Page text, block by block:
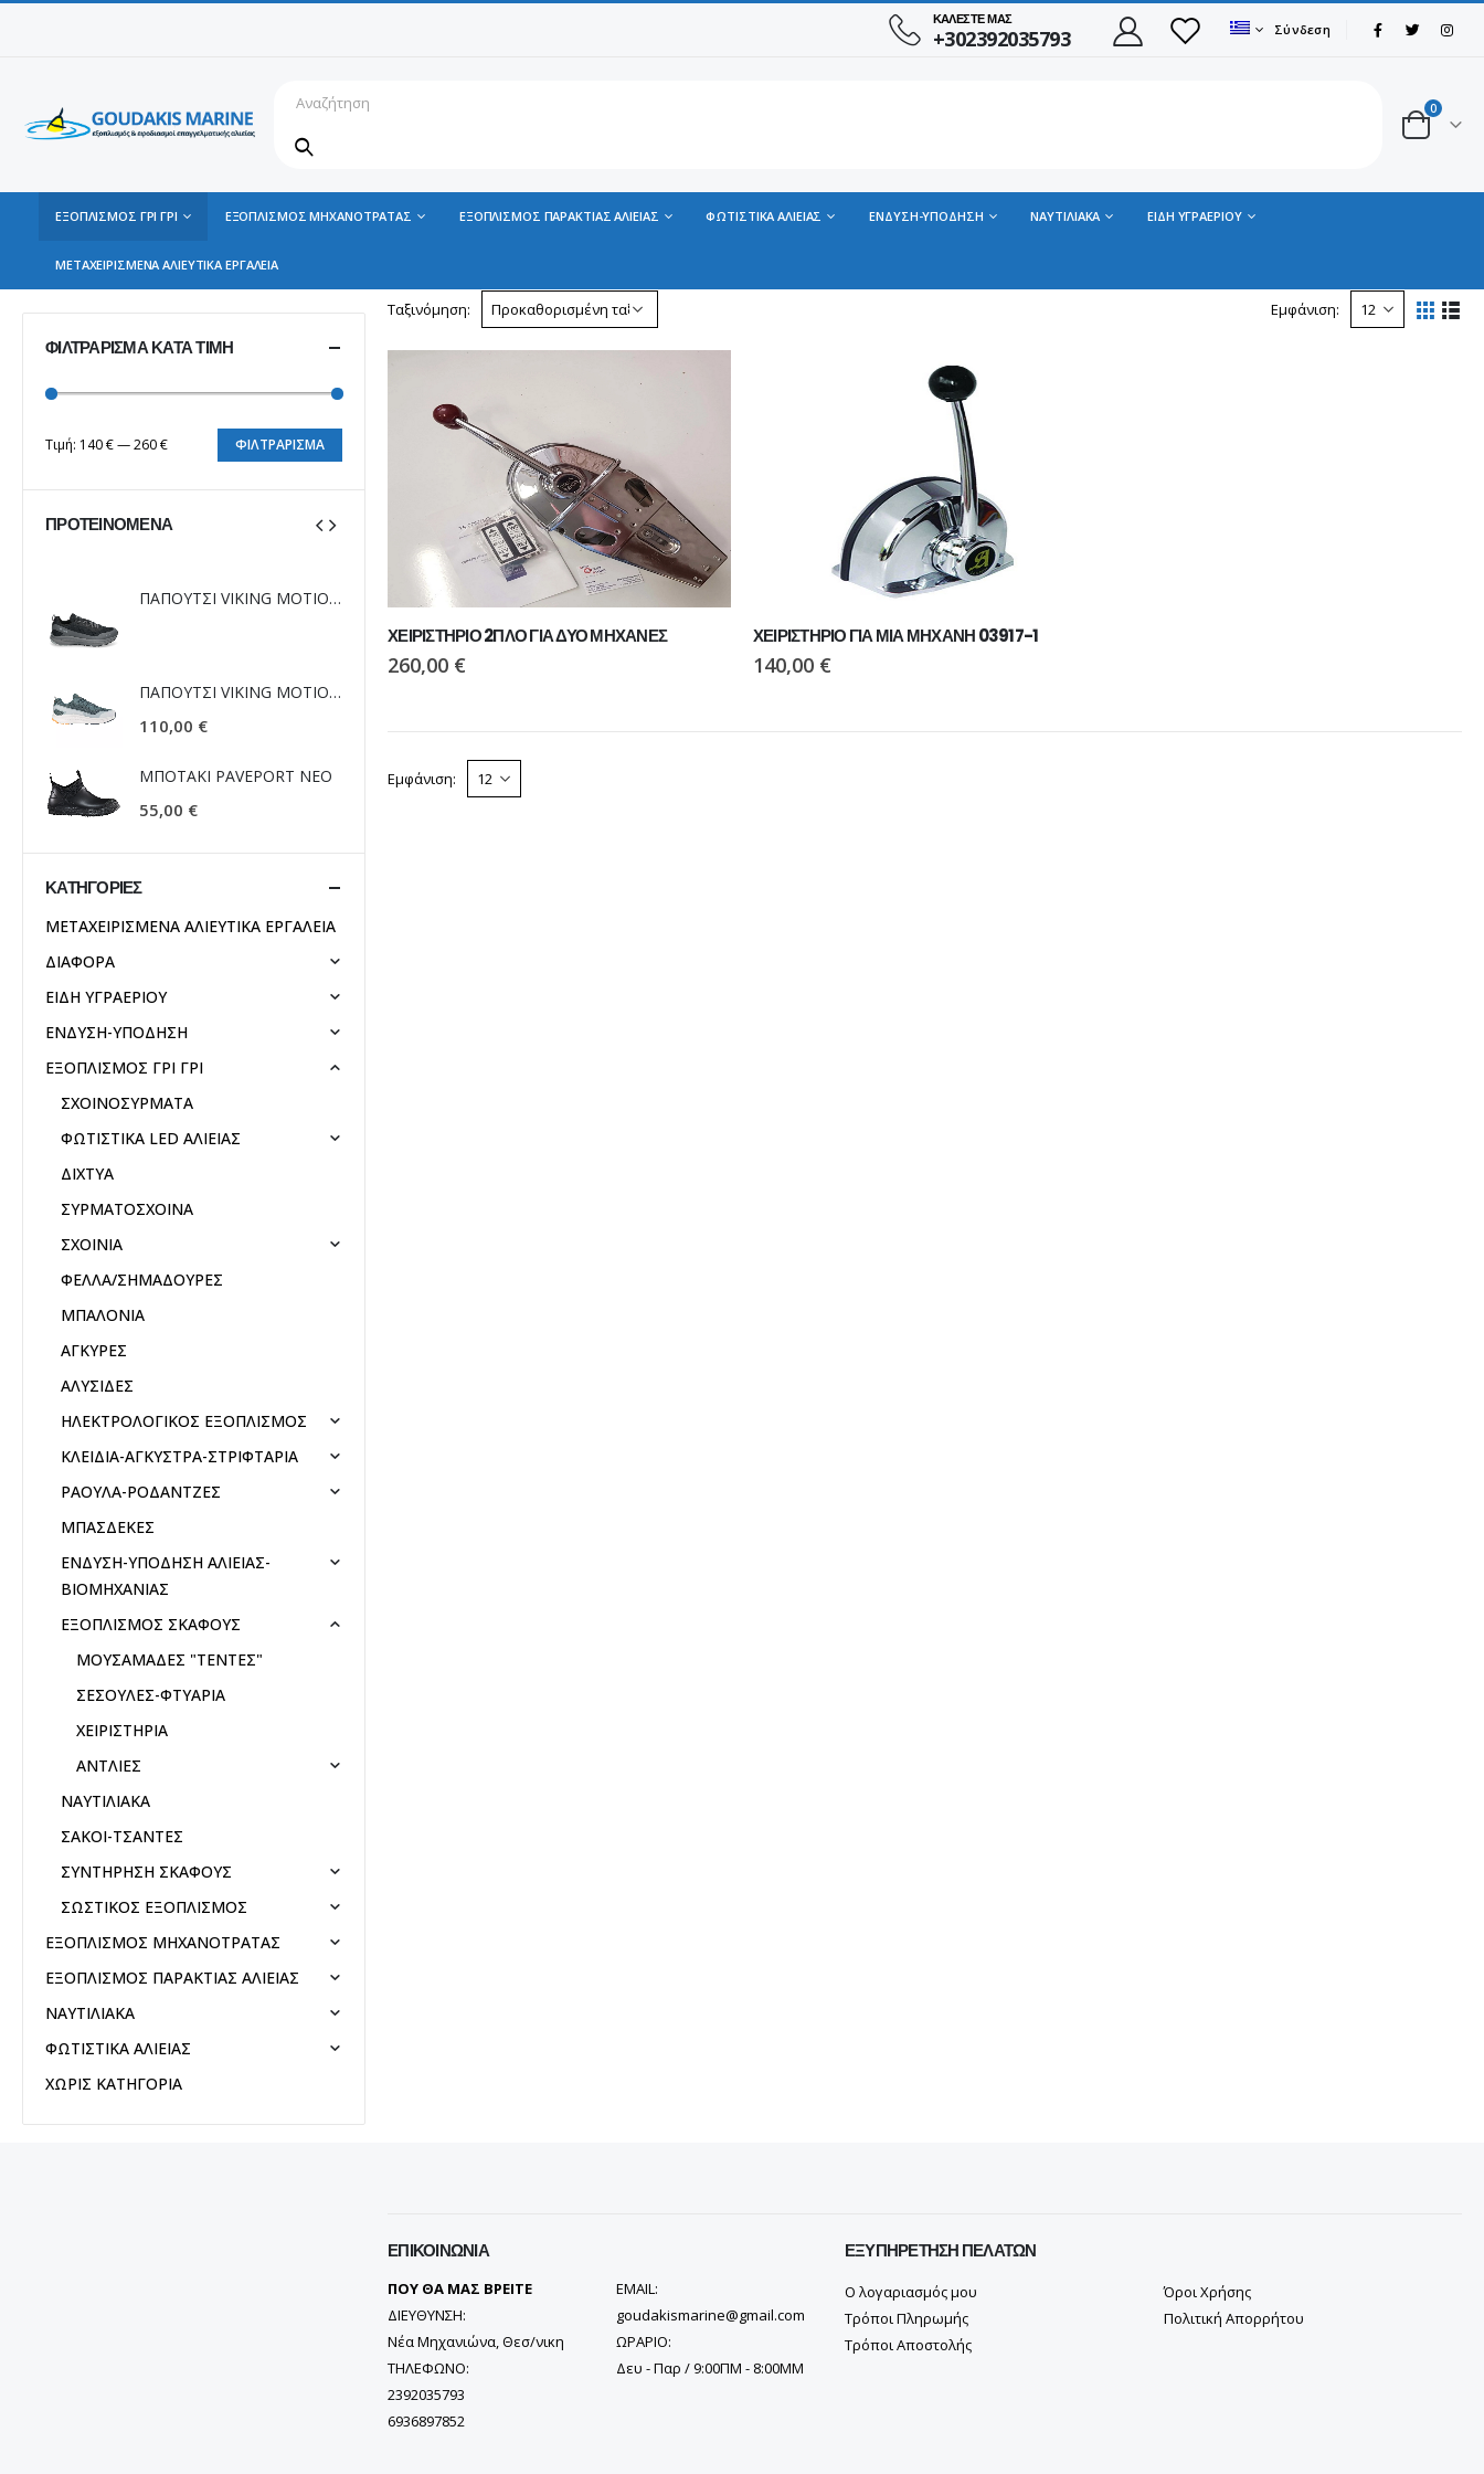
ΚΑΛΕΣΤΕ ΜΑΣ
+302392035793 Σύνδεση
0
ΕΞΟΠΛΙΣΜΟΣ ΓΡΙ ΓΡΙ ΕΞΟΠΛΙΣΜΟΣ ΜΗΧΑΝΟΤΡΑΤΑΣ ΕΞΟΠΛΙΣΜΟΣ ΠΑΡΑΚΤΙΑΣ ΑΛΙΕΙΑΣ ΦΩΤΙΣΤΙΚΑ ΑΛΙΕΙΑΣ ΕΝΔΥΣΗ-ΥΠΟΔΗΣΗ ΝΑΥΤΙΛΙΑΚΑ ΕΙΔΗ ΥΓΡΑΕΡΙΟΥ
ΜΕΤΑΧΕΙΡΙΣΜΕΝΑ ΑΛΙΕΥΤΙΚΑ ΕΡΓΑΛΕΙΑ
Ταξινόμηση: Εμφάνιση:
ΧΕΙΡΙΣΤΗΡΙΟ 2ΠΛΟ ΓΙΑ ΔΥΟ ΜΗΧΑΝΕΣ
260,00 €
ΧΕΙΡΙΣΤΗΡΙΟ ΓΙΑ ΜΙΑ ΜΗΧΑΝΗ 03917-1
140,00 €
Εμφάνιση:
ΦΙΛΤΡΆΡΙΣΜΑ ΚΑΤΆ ΤΙΜΉ
Ελάχιστη
Μέγιστη
ΦΙΛΤΡΆΡΙΣΜΑ
Τιμή: 140 €—260 €
ΠΡΟΤΕΙΝΌΜΕΝΑ
ΠΑΠΟΥΤΣΙ VIKING MOTION LOW GTX BLACK/CHARCOAL
ΠΑΠΟΥΤΣΙ VIKING MOTION LOW GTX GREY/NAVY
110,00 €
ΜΠΟΤΑΚΙ PAVEPORT NEO
55,00 €
ΜΠΟΤΑΚΙ PAVEPORT NEO
ΠΑΠΟΥΤΣΙ VIKING MOTION LOW GTX BLACK/CHARCOAL
ΚΑΤΗΓΟΡΊΕΣ
ΜΕΤΑΧΕΙΡΙΣΜΕΝΑ ΑΛΙΕΥΤΙΚΑ ΕΡΓΑΛΕΙΑ
ΔΙΑΦΟΡΑ
ΕΙΔΗ ΥΓΡΑΕΡΙΟΥ
ΕΝΔΥΣΗ-ΥΠΟΔΗΣΗ
ΕΞΟΠΛΙΣΜΟΣ ΓΡΙ ΓΡΙ
ΣΧΟΙΝΟΣΥΡΜΑΤΑ
ΦΩΤΙΣΤΙΚΑ LED ΑΛΙΕΙΑΣ
ΔΙΧΤΥΑ
ΣΥΡΜΑΤΟΣΧΟΙΝΑ
ΣΧΟΙΝΙΑ
ΦΕΛΛΑ/ΣΗΜΑΔΟΥΡΕΣ
ΜΠΑΛΟΝΙΑ
ΑΓΚΥΡΕΣ
ΑΛΥΣΙΔΕΣ
ΗΛΕΚΤΡΟΛΟΓΙΚΟΣ ΕΞΟΠΛΙΣΜΟΣ
ΚΛΕΙΔΙΑ-ΑΓΚΥΣΤΡΑ-ΣΤΡΙΦΤΑΡΙΑ
ΡΑΟΥΛΑ-ΡΟΔΑΝΤΖΕΣ
ΜΠΑΣΔΕΚΕΣ
ΕΝΔΥΣΗ-ΥΠΟΔΗΣΗ ΑΛΙΕΙΑΣ-
ΒΙΟΜΗΧΑΝΙΑΣ
ΕΞΟΠΛΙΣΜΟΣ ΣΚΑΦΟΥΣ
ΜΟΥΣΑΜΑΔΕΣ "ΤΕΝΤΕΣ"
ΣΕΣΟΥΛΕΣ-ΦΤΥΑΡΙΑ
ΧΕΙΡΙΣΤΗΡΙΑ
ΑΝΤΛΙΕΣ
ΝΑΥΤΙΛΙΑΚΑ
ΣΑΚΟΙ-ΤΣΑΝΤΕΣ
ΣΥΝΤΗΡΗΣΗ ΣΚΑΦΟΥΣ
ΣΩΣΤΙΚΟΣ ΕΞΟΠΛΙΣΜΟΣ
ΕΞΟΠΛΙΣΜΟΣ ΜΗΧΑΝΟΤΡΑΤΑΣ
ΕΞΟΠΛΙΣΜΟΣ ΠΑΡΑΚΤΙΑΣ ΑΛΙΕΙΑΣ
ΝΑΥΤΙΛΙΑΚΑ
ΦΩΤΙΣΤΙΚΑ ΑΛΙΕΙΑΣ
ΧΩΡΙΣ ΚΑΤΗΓΟΡΙΑ
ΕΠΙΚΟΙΝΩΝΊΑ
ΠΟΥ ΘΑ ΜΑΣ ΒΡΕΙΤΕ
ΔΙΕΥΘΥΝΣΗ:
Νέα Μηχανιώνα, Θεσ/νικη
ΤΗΛΕΦΩΝΟ:
2392035793
6936897852
EMAIL:
goudakismarine@gmail.com
ΩΡΑΡΙΟ:
Δευ - Παρ / 9:00ΠΜ - 8:00ΜΜ
ΕΞΥΠΗΡΈΤΗΣΗ ΠΕΛΑΤΏΝ
Ο λογαριασμός μου
Τρόποι Πληρωμής
Τρόποι Αποστολής
Όροι Χρήσης
Πολιτική Απορρήτου